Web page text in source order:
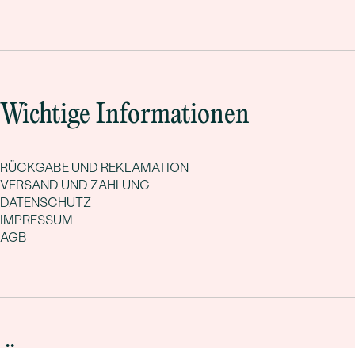
Wichtige Informationen
RÜCKGABE UND REKLAMATION
VERSAND UND ZAHLUNG
DATENSCHUTZ
IMPRESSUM
AGB